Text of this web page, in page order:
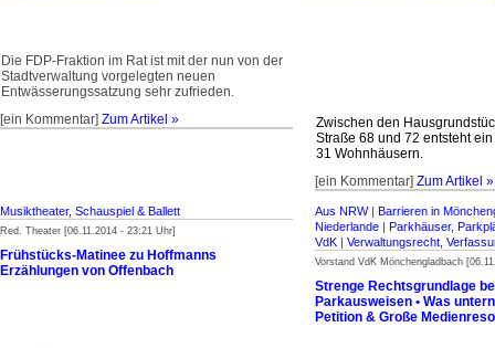
Die FDP-Fraktion im Rat ist mit der nun von der
Stadtverwaltung vorgelegten neuen
Entwässerungssatzung sehr zufrieden.
[ein Kommentar] Zum Artikel »
Zwischen den
Straße 68 und 72 entsteht
31 Wohnhäusern.
[ein Kommentar] Zum Artikel »
Musiktheater, Schauspiel & Ballett
Red. Theater [06.11.2014 - 23:21 Uhr]
Frühstücks-Matinee zu Hoffmanns
Erzählungen von Offenbach
Aus NRW| Barrieren in
Niederlande | Parkhäuser,
VdK | Verwaltungsrecht,
Vorstand VdK Mönchengladbach
Strenge Rechtsgrundlage
Parkausweisen • Was
Petition & Große